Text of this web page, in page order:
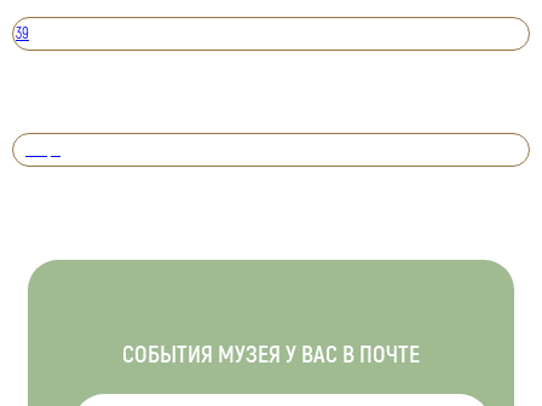
39
СОБЫТИЯ МУЗЕЯ У ВАС В ПОЧТЕ